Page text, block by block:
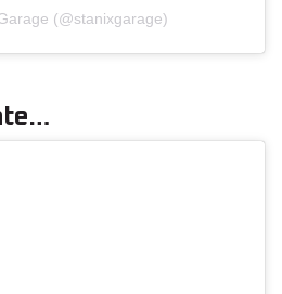
(@stanixgarage)